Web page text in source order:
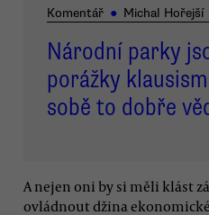
Komentář ● Michal Hořejší
Národní parky
porážky
sobě to dobře
A nejen oni by si měli klást
ovládnout džina